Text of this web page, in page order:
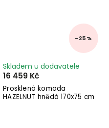
–25 %
Prosklená komoda
HAZELNUT hnědá 170x75 cm
Skladem u dodavatele
16 459 Kč